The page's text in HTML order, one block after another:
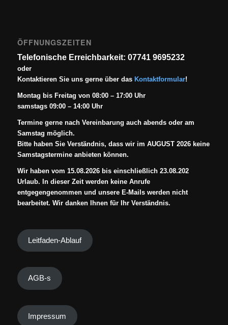
ÖFFNUNGSZEITEN
Telefonische Erreichbarkeit: 07741 9695232
oder
Kontaktieren Sie uns gerne über das Kontaktformular!
Montag bis Freitag von 08:00 – 17:00 Uhr
samstags 09:00 – 14:00 Uhr
Termine gerne nach Vereinbarung auch abends oder am
Samstag möglich.
Bitte haben Sie Verständnis, dass wir im AUGUST 2026 keine
Samstagstermine anbieten können.
Wir haben vom 15.08.2026 bis einschließlich 23.08.202
Urlaub. In dieser Zeit werden keine Anrufe
entgegengenommen und unsere E-Mails werden nicht
bearbeitet. Wir danken Ihnen für Ihr Verständnis.
Leitfaden-Ablauf
AGB-s
Impressum